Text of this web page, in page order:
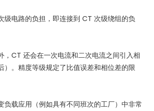
级电路的负担，即连接到 CT 次级绕组的负
，CT 还会在一次电流和二次电流之间引入相
。 精度等级规定了比值误差和相位差的限
负载应用（例如具有不同班次的工厂）中非常